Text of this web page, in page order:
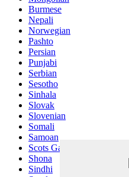
Burmese
Nepali
Norwegian
Pashto
Persian
Punjabi
Serbian
Sesotho
Sinhala
Slovak
Slovenian
Somali
Samoan
Scots Gaelic
Shona
Sindhi